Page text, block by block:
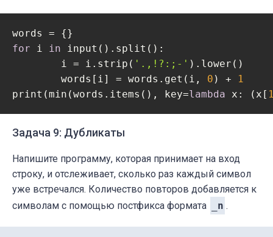
for i in input().split():
	i = i.strip(
'.,!?:;-' ).lower()
	words[i] = words.get(i,
0 ) +
1
print(min(words.items(), key=lambda x: (x[
Задача 9: Дубликаты
Напишите программу, которая принимает на вход
строку, и отслеживает, сколько раз каждый символ
уже встречался. Количество повторов добавляется к
символам с помощью постфикса формата
_n .